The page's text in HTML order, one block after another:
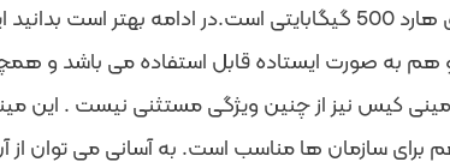
هم به صورت خوابیده و هم به صورت ایستاده قابل استفاده می
مینی کیس نیز از چنین ویژگی مستثنی نیست . این
سازمان ها مناسب است. به آسانی می توان از